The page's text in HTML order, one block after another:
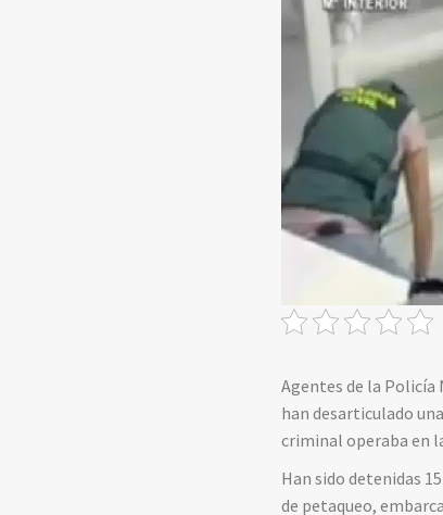
Agentes de la Policía
han desarticulado
criminal operaba en
Han sido detenidas
de petaqueo,